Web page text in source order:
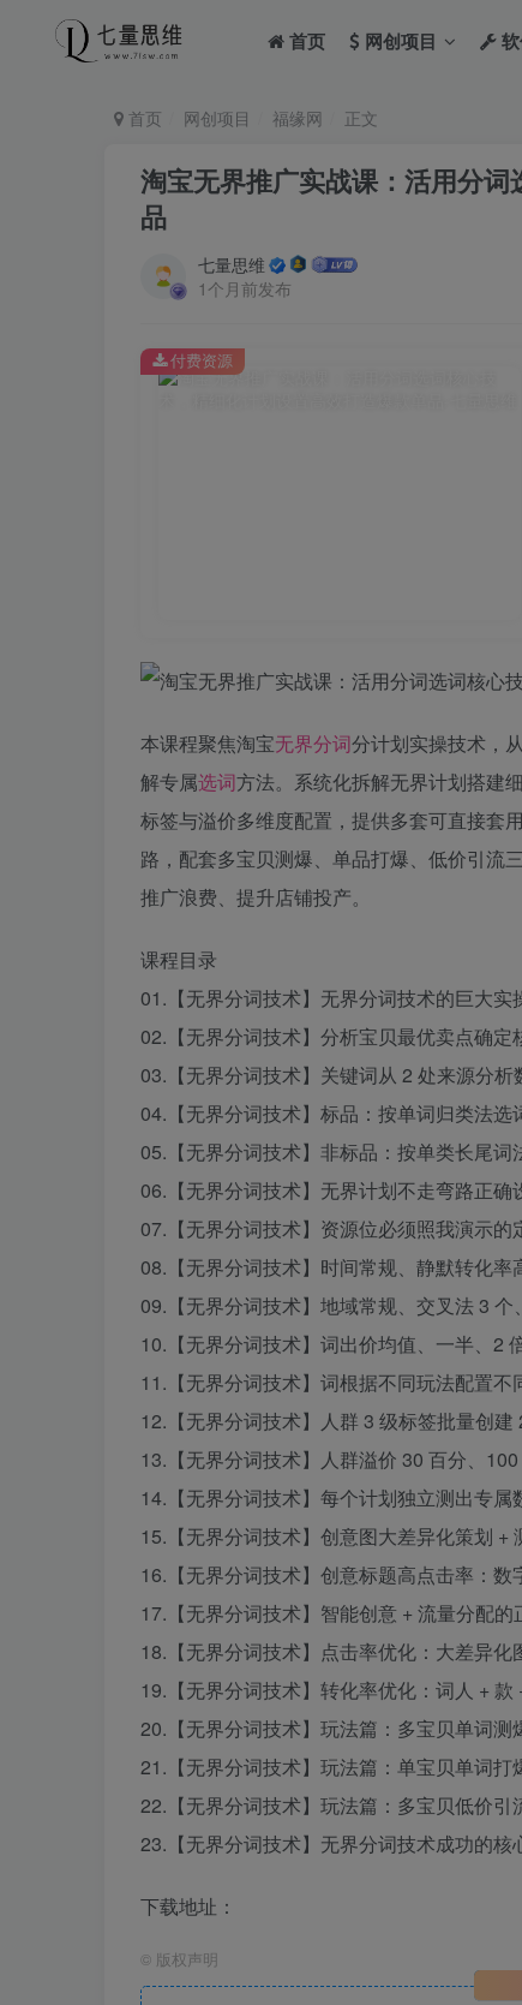
首页 网创项目
首页 网创项目 福缘网 正文
淘宝无界推广实战课：活用分
品
七量思维
1个月前发布
付费资源
本课程聚焦淘宝无界分词分计划实操技术，
解专属选词方法。系统化拆解无界计划搭建
标签与溢价多维度配置，提供多套可直接套
路，配套多宝贝测爆、单品打爆、低价引流
推广浪费、提升店铺投产。
课程目录
01.【无界分词技术】无界分词技术的巨大实
02.【无界分词技术】分析宝贝最优卖点确定
03.【无界分词技术】关键词从 2 处来源分析
04.【无界分词技术】标品：按单词归类法选
05.【无界分词技术】非标品：按单类长尾词
06.【无界分词技术】无界计划不走弯路正确
07.【无界分词技术】资源位必须照我演示的
08.【无界分词技术】时间常规、静默转化率
09.【无界分词技术】地域常规、交叉法 3
10.【无界分词技术】词出价均值、一半、2
11.【无界分词技术】词根据不同玩法配置不
12.【无界分词技术】人群 3 级标签批量创建
13.【无界分词技术】人群溢价 30 百分、
14.【无界分词技术】每个计划独立测出专属
15.【无界分词技术】创意图大差异化策划 +
16.【无界分词技术】创意标题高点击率：数
17.【无界分词技术】智能创意 + 流量分配的
18.【无界分词技术】点击率优化：大差异化
19.【无界分词技术】转化率优化：词人 + 款
20.【无界分词技术】玩法篇：多宝贝单词测
21.【无界分词技术】玩法篇：单宝贝单词打
22.【无界分词技术】玩法篇：多宝贝低价引
23.【无界分词技术】无界分词技术成功的核
下载地址：
© 版权声明